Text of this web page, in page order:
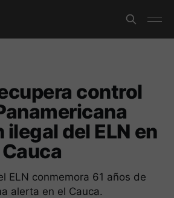
control
del ELN en
ELN conmemora 61 años de
alerta en el Cauca.